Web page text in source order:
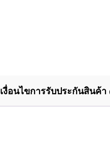
เงื่อนไขการรับประกันสินค้า